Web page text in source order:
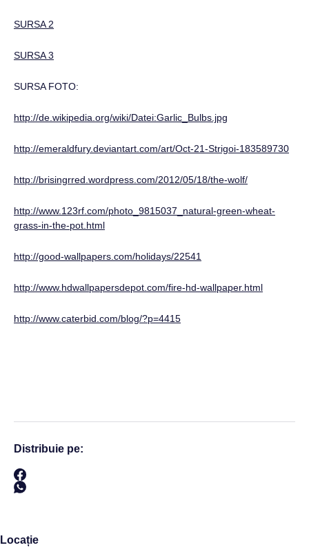
SURSA 2
SURSA 3
SURSA FOTO:
http://de.wikipedia.org/wiki/Datei:Garlic_Bulbs.jpg
http://emeraldfury.deviantart.com/art/Oct-21-Strigoi-183589730
http://brisingrred.wordpress.com/2012/05/18/the-wolf/
http://www.123rf.com/photo_9815037_natural-green-wheat-
grass-in-the-pot.html
http://good-wallpapers.com/holidays/22541
http://www.hdwallpapersdepot.com/fire-hd-wallpaper.html
http://www.caterbid.com/blog/?p=4415
Distribuie pe:
Locație